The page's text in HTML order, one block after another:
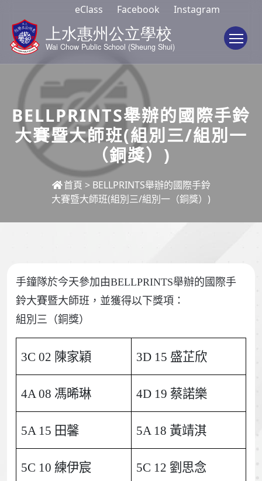
eClass Facebook Instagram
BELLPRINTS舉辦的國際手鈴
大賽暨大師班(組別三/組別一
（銅獎）)
首頁 > BELLPRINTS舉辦的國際手鈴
大賽暨大師班(組別三/組別一（銅獎）)
手鐘隊於今天參加由BELLPRINTS舉辦的國際手
鈴大賽暨大師班，並獲得以下獎項：
組別三（銅獎）
3C 02 陳家穎 3D 15 盛芷欣
4A 08 馮晞琳 4D 19 蔡諾樂
5A 15 田馨 5A 18 黃靖淇
5C 10 練伊宸 5C 12 劉思念